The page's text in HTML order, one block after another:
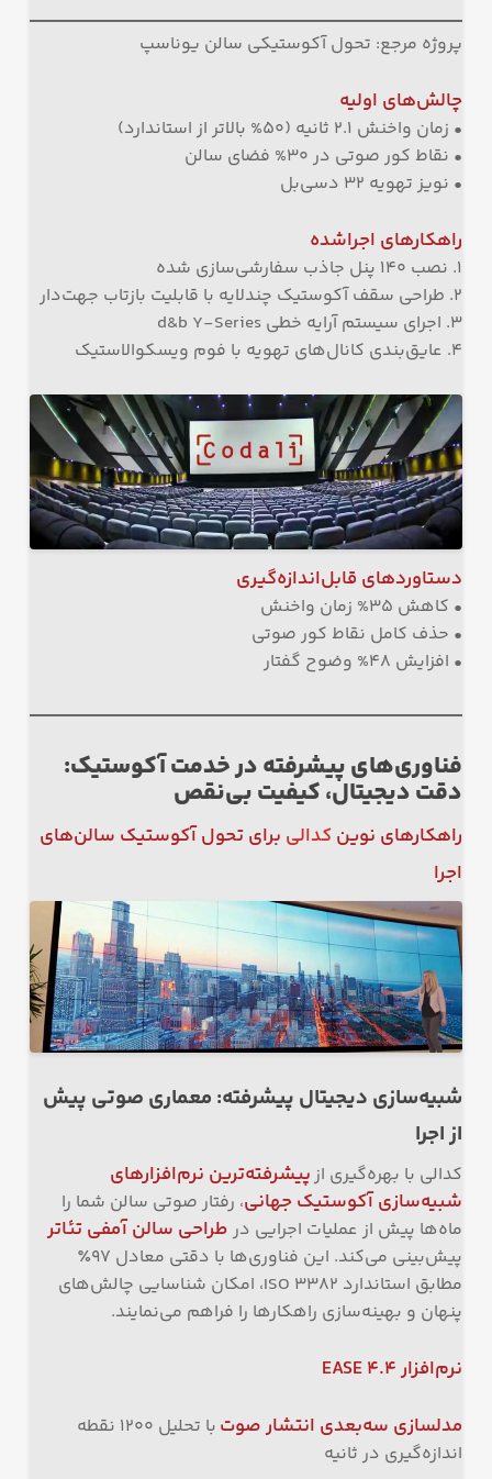
پروژه مرجع: تحول آکوستیکی سالن یوناسپ
چالش‌های اولیه
• زمان واخنش ۲.۱ ثانیه (۵۰% بالاتر از استاندارد)
• نقاط کور صوتی در ۳۰% فضای سالن
• نویز تهویه ۳۲ دسی‌بل
راهکارهای اجراشده
۱. نصب ۱۴۰ پنل جاذب سفارشی‌سازی شده
۲. طراحی سقف آکوستیک چندلایه با قابلیت بازتاب جهت‌دار
۳. اجرای سیستم آرایه خطی d&b Y-Series
۴. عایق‌بندی کانال‌های تهویه با فوم ویسکوالاستیک
دستاوردهای قابل‌اندازه‌گیری
• کاهش ۳۵% زمان واخنش
• حذف کامل نقاط کور صوتی
• افزایش ۴۸% وضوح گفتار
فناوری‌های پیشرفته در خدمت آکوستیک:
دقت دیجیتال، کیفیت بی‌نقص
راهکارهای نوینکدالی برای تحول آکوستیک سالن‌های
اجرا
شبیه‌سازی دیجیتال پیشرفته: معماری صوتی پیش
از اجرا
کدالی با بهره‌گیری ازپیشرفته‌ترین نرم‌افزارهای
شبیه‌سازی آکوستیک جهانی، رفتار صوتی سالن شما را
ماه‌ها پیش از عملیات اجرایی در طراحی سالن آمفی تئاتر
پیش‌بینی می‌کند. این فناوری‌ها با دقتی معادل ۹۷٪
مطابق استاندارد ISO 3382، امکان شناسایی چالش‌های
پنهان و بهینه‌سازی راهکارها را فراهم می‌نمایند.
نرم‌افزارEASE 4.4
مدلسازی سه‌بعدی انتشار صوت
با تحلیل ۱۲۰۰ نقطه
اندازه‌گیری در ثانیه